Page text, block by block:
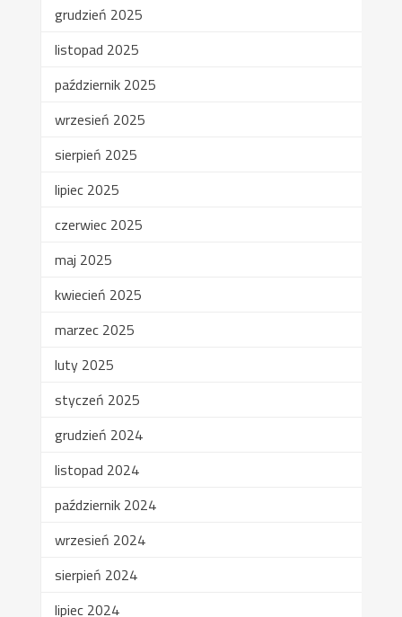
grudzień 2025
listopad 2025
październik 2025
wrzesień 2025
sierpień 2025
lipiec 2025
czerwiec 2025
maj 2025
kwiecień 2025
marzec 2025
luty 2025
styczeń 2025
grudzień 2024
listopad 2024
październik 2024
wrzesień 2024
sierpień 2024
lipiec 2024